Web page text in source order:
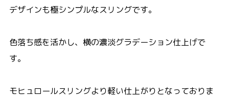
デザインも極シンプルなスリングです。
色落ち感を活かし、横の濃淡グラデーション仕上げで
す。
モヒュロールスリングより軽い仕上がりとなっておりま